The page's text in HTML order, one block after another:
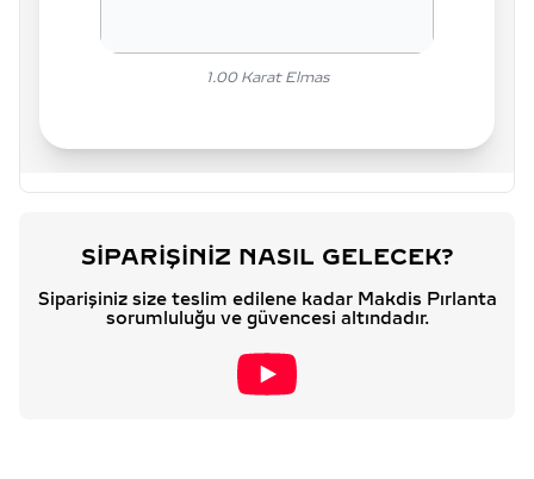
1.00Karat Elmas
SIPARIŞINIZ NASIL GELECEK?
Siparişiniz size teslim edilene kadar Makdis Pırlanta
sorumluluğu ve güvencesi altındadır.